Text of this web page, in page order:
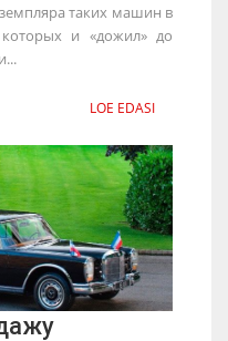
таких машин в
и «дожил» до
LOE EDASI